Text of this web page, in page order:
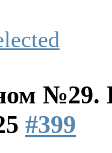
№29.
#399